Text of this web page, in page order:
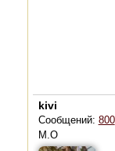
kivi
Сообщений: 800
М.О